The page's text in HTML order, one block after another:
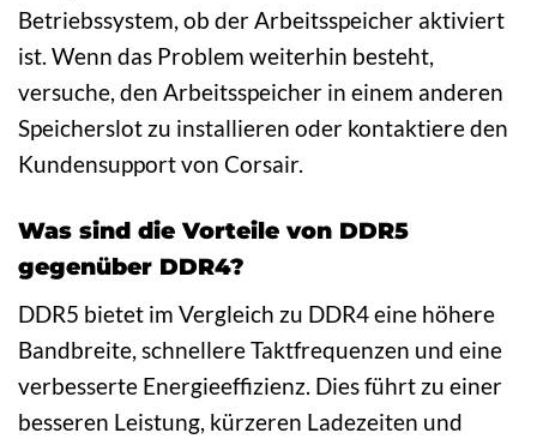
Betriebssystem, ob der Arbeitsspeicher aktiviert
ist. Wenn das Problem weiterhin besteht,
versuche, den Arbeitsspeicher in einem anderen
Speicherslot zu installieren oder kontaktiere den
Kundensupport von Corsair.
Was sind die Vorteile von DDR5
gegenüber DDR4?
DDR5 bietet im Vergleich zu DDR4 eine höhere
Bandbreite, schnellere Taktfrequenzen und eine
verbesserte Energieeffizienz. Dies führt zu einer
besseren Leistung, kürzeren Ladezeiten und